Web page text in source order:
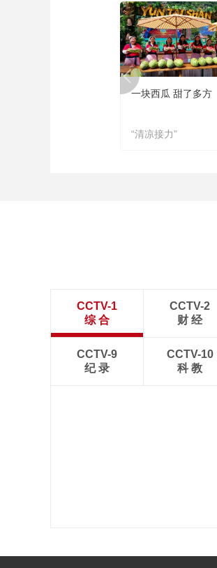
一块西瓜 甜了多方
“清凉接力”
CCTV-1
综 合
CCTV-2
财 经
CCTV-9
纪 录
CCTV-10
科 教